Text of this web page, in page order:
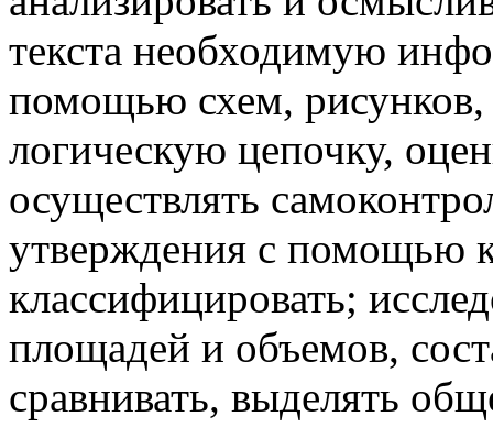
текста необходимую
помощью схем, рисунков,
логическую цепочку,
осуществлять
утверждения с помощью
классифицировать;
площадей и объемов,
сравнивать, выделять